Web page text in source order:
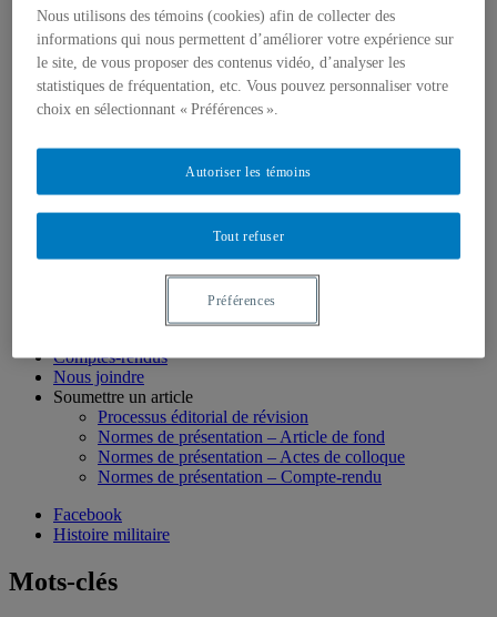
Accueil
À propos
Numéros en texte intégral
5 | Varia 2026
4 | Varia 2022
1 | Varia 2018
Actes du colloque Jean-Marie Fecteau
7 | Édition JMF 2024
6 | Édition JMF 2023
5 | Édition JMF 2022
4 | Édition JMF 2020-21
3 | Édition JMF 2019
2 | Édition JMF 2018
Comptes-rendus
Nous joindre
Soumettre un article
Processus éditorial de révision
Normes de présentation – Article de fond
Normes de présentation – Actes de colloque
Normes de présentation – Compte-rendu
Facebook
Histoire militaire
Mots-clés
Nous utilisons des témoins (cookies) afin de collecter des
informations qui nous permettent d’améliorer votre expérience sur
le site, de vous proposer des contenus vidéo, d’analyser les
statistiques de fréquentation, etc. Vous pouvez personnaliser votre
choix en sélectionnant « Préférences ».
Tout refuser
Autoriser les témoins
Préférences